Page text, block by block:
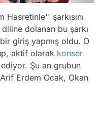
şarkısını
dolanan bu şarkı
bir giriş yapmış oldu. O
aktif olarak konser
Şu an grubun
Erdem Ocak, Okan